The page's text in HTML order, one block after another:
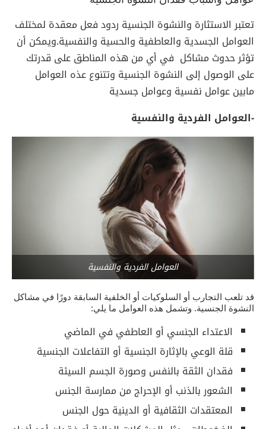
تعتبر الاستثارة والنشوة الجنسية ردود فعل معقدة لمختلف
العوامل الجسدية والعاطفية والحسية والنفسية.ويمكن أن
تؤثر حدوث مشاكل في أي من هذه المناطق على قدرتك
على الوصول إلى النشوة الجنسية وتتنوع عذه العوامل
مابين عوامل نفسية وعوامل جسدية
-العوامل الفردية والنفسية
العوامل الفردية والنفسية
قد تلعب التجارب أو السلوكيات أو الخلفية السابقة دورًا في مشاكل
النشوة الجنسية. وتشمل هذه العوامل ما يلي:
الاعتداء الجنسي أو العاطفي في الماضي
قلة الوعي بالإثارة الجنسية أو التفاعلات الجنسية
فقدان الثقة بالنفس وصورة الجسم السيئة
الشعور بالذنب أو الإحراج من ممارسة الجنس
المعتقدات الثقافية أو الدينية حول الجنس